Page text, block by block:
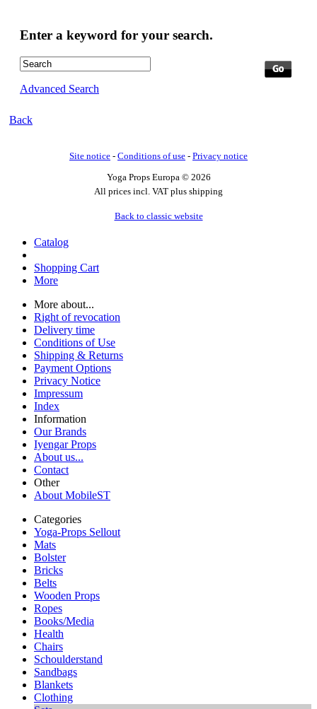
Enter a keyword for your search.
Advanced Search
Back
Site notice - Conditions of use - Privacy notice
Yoga Props Europa © 2026
All prices incl. VAT plus shipping
Back to classic website
Catalog
Shopping Cart
More
More about...
Right of revocation
Delivery time
Conditions of Use
Shipping & Returns
Payment Options
Privacy Notice
Impressum
Index
Information
Our Brands
Iyengar Props
About us...
Contact
Other
About MobileST
Categories
Yoga-Props Sellout
Mats
Bolster
Bricks
Belts
Wooden Props
Ropes
Books/Media
Health
Chairs
Schoulderstand
Sandbags
Blankets
Clothing